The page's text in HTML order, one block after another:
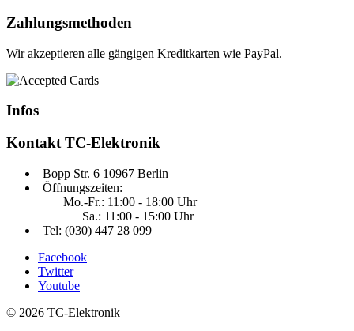
Zahlungsmethoden
Wir akzeptieren alle gängigen Kreditkarten wie PayPal.
Infos
Kontakt TC-Elektronik
Bopp Str. 6 10967 Berlin
Öffnungszeiten:
Mo.-Fr.: 11:00 - 18:00 Uhr
Sa.: 11:00 - 15:00 Uhr
Tel: (030) 447 28 099
Facebook
Twitter
Youtube
© 2026 TC-Elektronik